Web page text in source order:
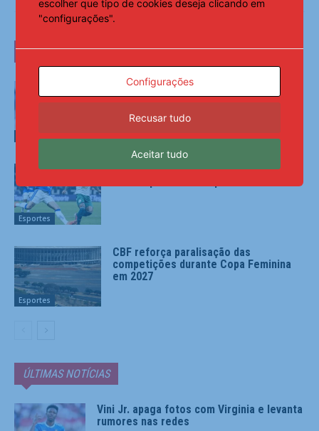
LEIA TAMBÉM
Esportes
Vini Jr. apaga fotos com Virginia e
levanta rumores nas redes
Esportes
Maiores campeões, Cruzeiro e Grêmio
Esportes
CBF reforça paralisação das
competições durante Copa Feminina
em 2027
ÚLTIMAS NOTÍCIAS
Vini Jr. apaga fotos com Virginia e levanta
rumores nas redes
escolher que tipo de cookies deseja clicando em
"configurações".
Configurações
Recusar tudo
Aceitar tudo